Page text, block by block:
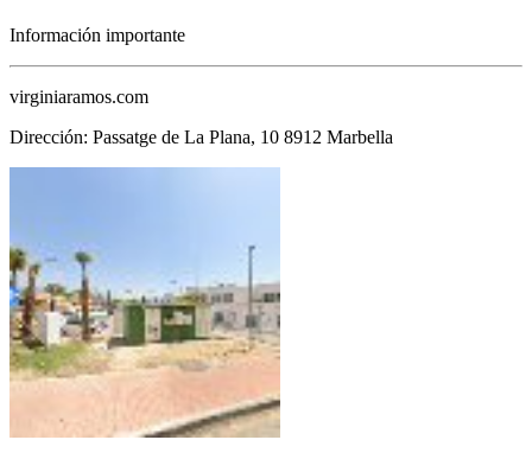
Información importante
virginiaramos.com
Dirección: Passatge de La Plana, 10 8912 Marbella